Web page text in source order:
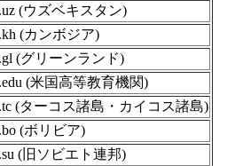
.uz (ウズベキスタン)
.kh (カンボジア)
.gl (グリーンランド)
.edu (米国高等教育機関)
.tc (ターコス諸島・カイコス諸島)
.bo (ボリビア)
.su (旧ソビエト連邦)